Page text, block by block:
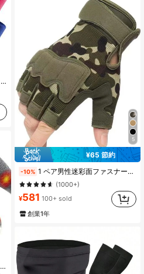
5
¥65 節約
-10% 1 ペア男性迷彩面ファスナーファッショナブルな指なし手袋毎日の装飾
(1000+)
¥581 100+ sold
創業1年